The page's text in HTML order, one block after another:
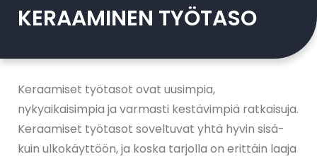
KERAAMINEN TYÖTASO
Keraamiset työtasot ovat uusimpia,
nykyaikaisimpia ja varmasti kestävimpiä ratkaisuja.
Keraamiset työtasot soveltuvat yhtä hyvin sisä-
kuin ulkokäyttöön, ja koska tarjolla on erittäin laaja